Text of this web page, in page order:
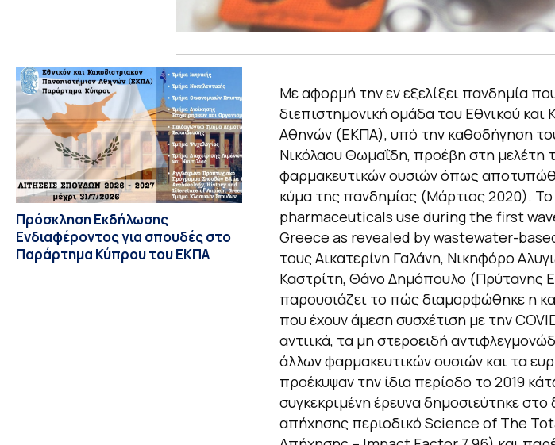
Πρόσκληση Εκδήλωσης
Ενδιαφέροντος για σπουδές στο
Παράρτημα Κύπρου του ΕΚΠΑ
Με αφορμή την εν εξελίξει πανδημία
διεπιστημονική ομάδα του Εθνικού
Αθηνών (ΕΚΠΑ), υπό την καθοδήγηση
Νικόλαου Θωμαΐδη, προέβη στη
φαρμακευτικών ουσιών όπως
κύμα της πανδημίας (Μάρτιος 2020).
pharmaceuticals use during the first
Greece as revealed by wastewater-
τους Αικατερίνη Γαλάνη, Νικηφόρο
Καστρίτη, Θάνο Δημόπουλο (Πρύτανης
παρουσιάζει το πώς διαμορφώθηκε η
που έχουν άμεση συσχέτιση με την
αντιικά, τα μη στεροειδή
άλλων φαρμακευτικών ουσιών και τα
προέκυψαν την ίδια περίοδο το 2019
συγκεκριμένη έρευνα δημοσιεύτηκε
απήχησης περιοδικό Science of The